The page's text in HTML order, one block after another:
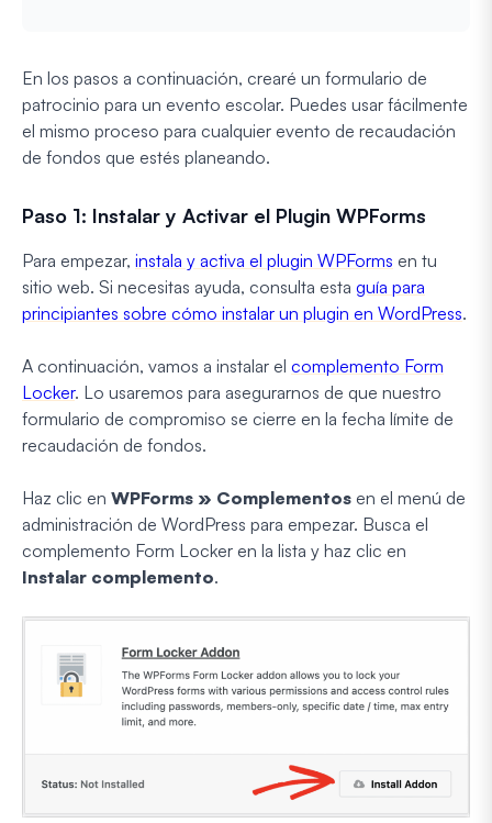
En los pasos a continuación, crearé un formulario de
patrocinio para un evento escolar. Puedes usar fácilmente
el mismo proceso para cualquier evento de recaudación
de fondos que estés planeando.
Paso 1: Instalar y Activar el Plugin WPForms
Para empezar, instala y activa el plugin WPForms en tu
sitio web. Si necesitas ayuda, consulta esta guía para
principiantes sobre cómo instalar un plugin en WordPress.
A continuación, vamos a instalar el complemento Form
Locker. Lo usaremos para asegurarnos de que nuestro
formulario de compromiso se cierre en la fecha límite de
recaudación de fondos.
Haz clic en WPForms » Complementos en el menú de
administración de WordPress para empezar. Busca el
complemento Form Locker en la lista y haz clic en
Instalar complemento.